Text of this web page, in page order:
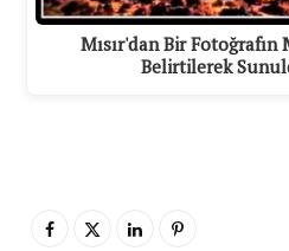
Mısır'dan Bir
Belirtilerek